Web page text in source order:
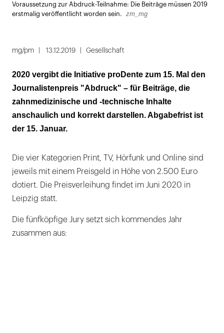
öffnen
Voraussetzung zur Abdruck-Teilnahme: Die Beiträge müssen 2019
erstmalig veröffentlicht worden sein.
zm_mg
mg/pm 13.12.2019 Gesellschaft
2020 vergibt die Initiative proDente zum 15. Mal den
Journalistenpreis "Abdruck" – für Beiträge, die
zahnmedizinische und -technische Inhalte
anschaulich und korrekt darstellen. Abgabefrist ist
der 15. Januar.
Die vier Kategorien Print, TV, Hörfunk und Online sind
jeweils mit einem Preisgeld in Höhe von 2.500 Euro
dotiert. Die Preisverleihung findet im Juni 2020 in
Leipzig statt.
Die fünfköpfige Jury setzt sich kommendes Jahr
zusammen aus: